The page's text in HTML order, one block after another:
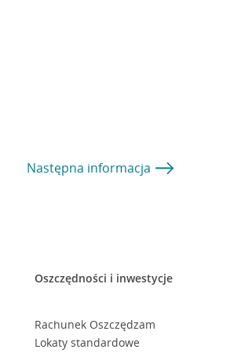
Następna informacja
Oszczędności i inwestycje
Rachunek Oszczędzam
Lokaty standardowe